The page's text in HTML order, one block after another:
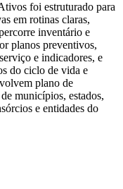
foi estruturado para
em rotinas claras,
inventário e
planos preventivos,
e indicadores, e
do ciclo de vida e
plano de
municípios, estados,
e entidades do